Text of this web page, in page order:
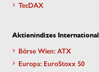
TecDAX
Aktienindizes International
Börse Wien: ATX
Europa: EuroStoxx 50